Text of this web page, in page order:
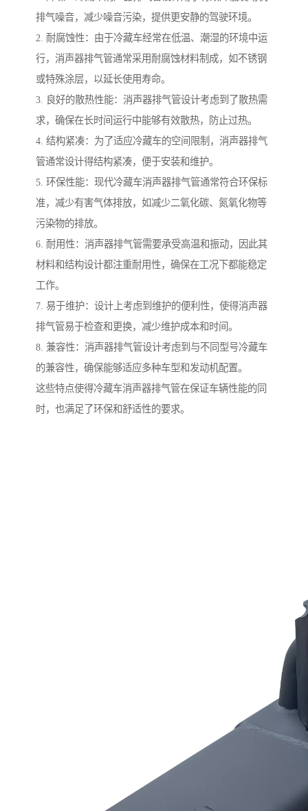
排气噪音，减少噪音污染，提供更安静的驾驶环境。
2. 耐腐蚀性：由于冷藏车经常在低温、潮湿的环境中运
行，消声器排气管通常采用耐腐蚀材料制成，如不锈钢
或特殊涂层，以延长使用寿命。
3. 良好的散热性能：消声器排气管设计考虑到了散热需
求，确保在长时间运行中能够有效散热，防止过热。
4. 结构紧凑：为了适应冷藏车的空间限制，消声器排气
管通常设计得结构紧凑，便于安装和维护。
5. 环保性能：现代冷藏车消声器排气管通常符合环保标
准，减少有害气体排放，如减少二氧化碳、氮氧化物等
污染物的排放。
6. 耐用性：消声器排气管需要承受高温和振动，因此其
材料和结构设计都注重耐用性，确保在工况下都能稳定
工作。
7. 易于维护：设计上考虑到维护的便利性，使得消声器
排气管易于检查和更换，减少维护成本和时间。
8. 兼容性：消声器排气管设计考虑到与不同型号冷藏车
的兼容性，确保能够适应多种车型和发动机配置。
这些特点使得冷藏车消声器排气管在保证车辆性能的同
时，也满足了环保和舒适性的要求。